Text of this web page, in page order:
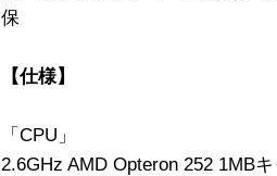
保
【仕様】
「CPU」
2.6GHz AMD Opteron 252 1MB